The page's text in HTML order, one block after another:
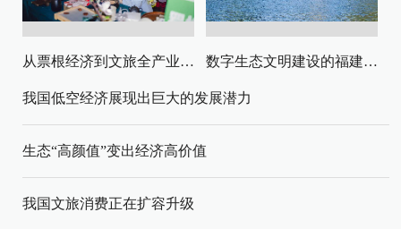
从票根经济到文旅全产业链升级 数字生态文明建设的福建路径与启示
我国低空经济展现出巨大的发展潜力
生态“高颜值”变出经济高价值
我国文旅消费正在扩容升级